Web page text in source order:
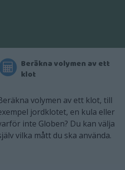
Beräkna volymen av ett
klot
volymen av ett klot, till
jordklotet, en kula eller
inte Globen? Du kan välja
vilka mått du ska använda.